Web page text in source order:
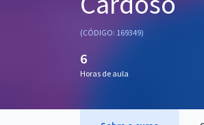
(CÓDIGO: 169349)
6
Horas de aula